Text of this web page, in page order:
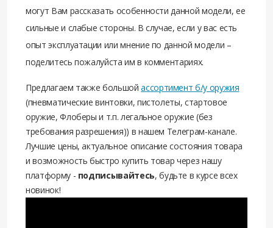
могут Вам рассказать особенности данной модели, ее
сильные и слабые стороны. В случае, если у вас есть
опыт эксплуатации или мнение по данной модели –
поделитесь пожалуйста им в комментариях.
Предлагаем также большойассортимент б/у оружия
(пневматические винтовки, пистолеты, стартовое
оружие, Флоберы и т.п. легальное оружие (без
требования разрешения)) в нашем Телеграм-канале.
Лучшие цены, актуальное описание состояния товара
и возможность быстро купить товар через нашу
платформу - подписывайтесь, будьте в курсе всех
новинок!